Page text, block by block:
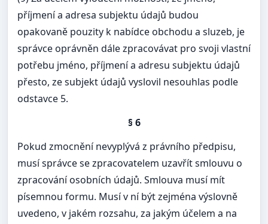
příjmení a adresa subjektu údajů budou
opakovaně pouzity k nabídce obchodu a sluzeb, je
správce oprávněn dále zpracovávat pro svoji vlastní
potřebu jméno, příjmení a adresu subjektu údajů
přesto, ze subjekt údajů vyslovil nesouhlas podle
odstavce 5.
§ 6
Pokud zmocnění nevyplývá z právního předpisu,
musí správce se zpracovatelem uzavřít smlouvu o
zpracování osobních údajů. Smlouva musí mít
písemnou formu. Musí v ní být zejména výslovně
uvedeno, v jakém rozsahu, za jakým účelem a na